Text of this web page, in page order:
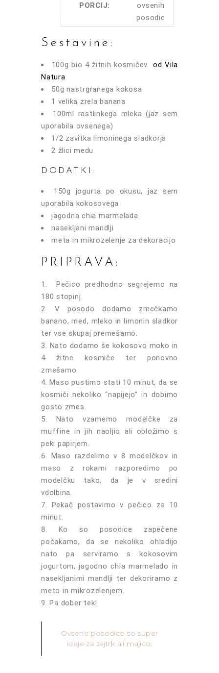
PORCIJ:
ovsenih
posodic
Sestavine:
100g bio 4 žitnih kosmičevod Vila
Natura
50g nastrgranega kokosa
1 velika zrela banana
100ml rastlinkega mleka (jaz sem
uporabila ovsenega)
1/2 zavitka limoninega sladkorja
2 žlici medu
DODATKI:
150g jogurta po okusu, jaz sem
uporabila kokosovega
jagodna chia marmelada
nasekljani mandlji
meta in mikrozelenje za dekoracijo
PRIPRAVA:
Pečico predhodno segrejemo na
180 stopinj.
V posodo dodamo zmečkamo
banano, med, mleko in limonin sladkor
ter vse skupaj premešamo.
Nato dodamo še kokosovo moko in
4 žitne kosmiče ter ponovno
zmešamo.
Maso pustimo stati 10 minut, da se
kosmiči nekoliko “napijejo” in dobimo
gosto zmes.
Nato vzamemo modelčke za
muffine in jih naoljio ali obložimo s
peki papirjem.
Maso razdelimo v 8 modelčkov in
maso z rokami razporedimo po
modelčku tako, da je v sredini
vdolbina.
Pekač postavimo v pečico za 10
minut.
Ko so posodice zapečene
počakamo, da se nekoliko ohladijo
nato pa serviramo s kokosovim
jogurtom, jagodno chia marmelado in
nasekljanimi mandlji ter dekoriramo z
meto in mikrozelenjem.
Pa dober tek!
Ovsene posodice so super
ideje za zajtrk ali majico.